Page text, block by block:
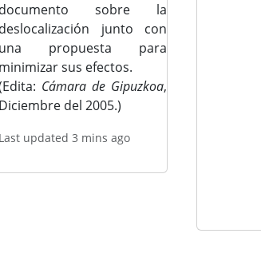
documento sobre la
deslocalización junto con
una propuesta para
minimizar sus efectos.
Cámara de Gipuzkoa,
Diciembre del 2005.)
Last updated 3 mins ago